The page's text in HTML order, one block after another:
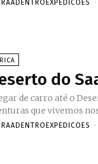
-
do
de carro até o
que vivemos
-